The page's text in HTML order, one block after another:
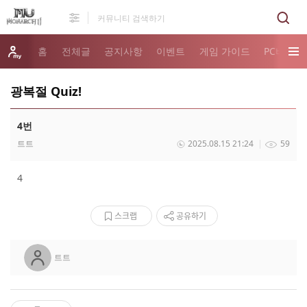
홈 전체글 공지사항 이벤트 게임 가이드 PC버전
광복절 Quiz!
4번
트트 59
2025.08.15 21:24
4
스크랩 공유하기
트트